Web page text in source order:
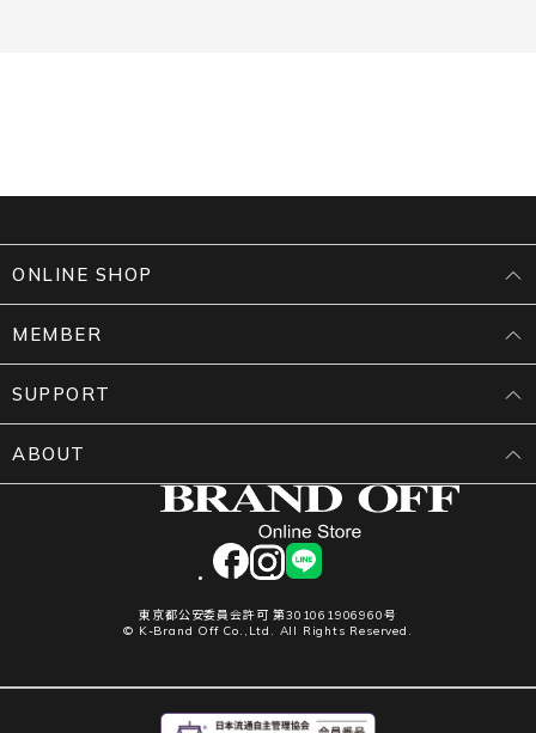
facebookinstagram
LINE
東京都公安委員会許可 第301061906960号
© K-Brand Off Co.,Ltd. All Rights Reserved.
ONLINE SHOP
MEMBER
SUPPORT
ABOUT